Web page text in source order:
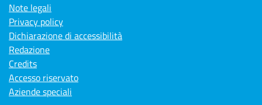
Note legali
Privacy policy
Dichiarazione di accessibilità
Redazione
Credits
Accesso riservato
Aziende speciali